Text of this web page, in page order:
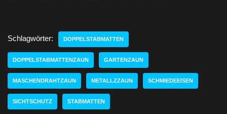
Schlagwörter: DOPPELSTABMATTEN
DOPPELSTABMATTENZAUN GARTENZAUN
MASCHENDRAHTZAUN METALLZZAUN SCHMIEDEEISEN
SICHTSCHUTZ STABMATTEN